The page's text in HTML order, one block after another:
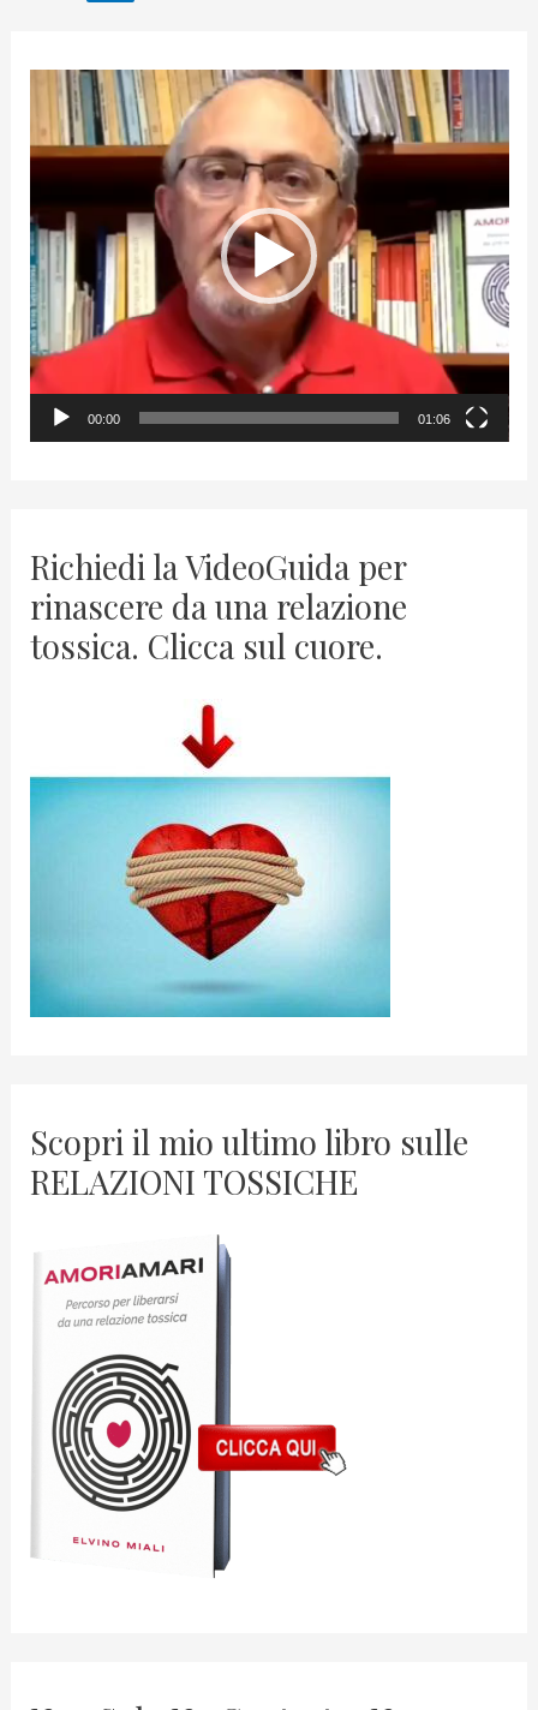
d
o
P
l
a
y
00:00 01:06
Richiedi la VideoGuida per
rinascere da una relazione
tossica. Clicca sul cuore.
Scopri il mio ultimo libro sulle
RELAZIONI TOSSICHE